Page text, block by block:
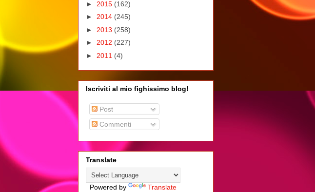
► 2015 (162)
► 2014 (245)
► 2013 (258)
► 2012 (227)
► 2011 (4)
Iscriviti al mio fighissimo blog!
Post
Commenti
Translate
Powered by Translate